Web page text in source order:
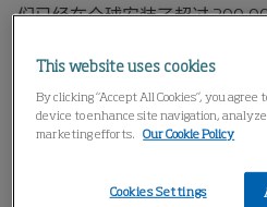
们已经在全球安装了超过
验和技术蜚声业界，可处理涉
项目。深厚的应用知识以及对细
MikroPul 成为空气污染控制和
导者之一。
工程与设计
This website uses cookies
By clicking “Accept All Cookies”, you agree
device to enhance site navigation,
marketing efforts.
Our Cookie Policy
Cookies Settings